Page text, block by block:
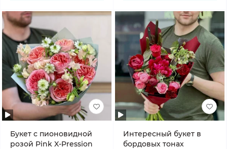
Букет с пионовидной
розой Pink X-Pression
Интересный букет в
бордовых тонах